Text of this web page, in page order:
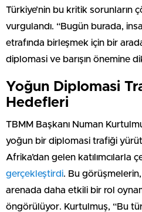
Türkiye’nin bu kritik sorunların
vurgulandı. “Bugün burada,
etrafında birleşmek için bir
diplomasi ve barışın önemine
Yoğun Diplomasi
Hedefleri
TBMM Başkanı Numan
yoğun bir diplomasi trafiği
Afrika’dan gelen katılımcılarla
gerçekleştirdi. Bu görüşmelerin,
arenada daha etkili bir rol
öngörülüyor. Kurtulmuş, “Bu